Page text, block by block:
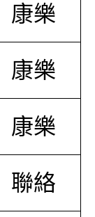
康樂
康樂
康樂
聯絡